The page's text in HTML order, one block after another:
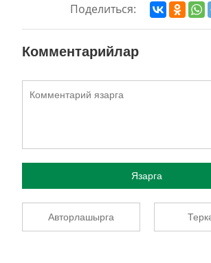
Поделиться:
Комментарийлар
Язарга
Авторлашырга